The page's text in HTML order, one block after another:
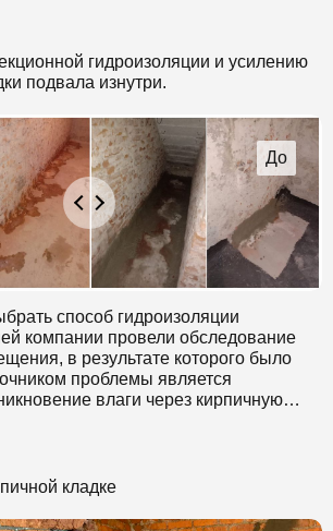
гидроизоляции и усилению
подвала изнутри.
способ гидроизоляции
компании провели обследование
в результате которого было
проблемы является
влаги через кирпичную
остановки работы здания был
с применением 3-х
материала.
кладке